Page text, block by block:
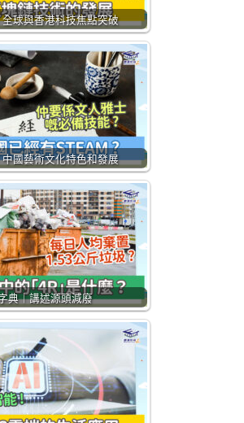
球與香港科技焦點突破
國藝術文化特色和發展
典｜講述源頭減廢